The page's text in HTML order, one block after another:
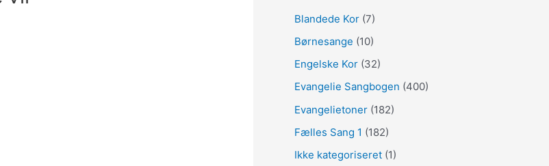
Blandede Kor (7)
Børnesange (10)
Engelske Kor (32)
Evangelie Sangbogen (400)
Evangelietoner (182)
Fælles Sang 1 (182)
Ikke kategoriseret (1)